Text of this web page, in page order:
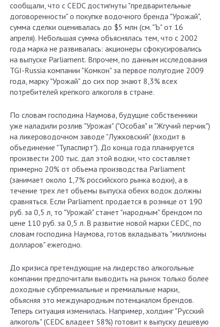
сообщали, что с CEDC достигнуты "предварительные
договоренности" о покупке водочного бренда "Урожай",
сумма сделки оценивалась до $5 млн (см. "Ъ" от 16
апреля). Небольшая сумма объяснялась тем, что с 2002
года марка не развивалась: акционеры сфокусировались
на выпуске Parliament. Впрочем, по данным исследования
TGI-Russia компании "Комкон" за первое полугодие 2009
года, марку "Урожай" до сих пор знают 8,3% всех
потребителей крепкого алкоголя в стране.
По словам господина Наумова, будущие собственники
уже наладили розлив "Урожая" ("Особая" и "Жгучий перчик")
на ликероводочном заводе "Лужковский" (входит в
объединение "Туласпирт"). До конца года планируется
произвести 200 тыс. дал этой водки, что составляет
примерно 20% от объема производства Parliament
(занимает около 1,7% российского рынка водки), а в
течение трех лет объемы выпуска обеих водок должны
сравняться. Если Parliament продается в рознице от 190
руб. за 0,5 л, то "Урожай" станет "народным" брендом по
цене 110 руб. за 0,5 л. В развитие новой марки CEDC, по
словам господина Наумова, готов вкладывать "миллионы
долларов" ежегодно.
До кризиса претендующие на лидерство алкогольные
компании предпочитали выводить на рынок только более
доходные субпремиальные и премиальные марки,
объясняя это международным потенциалом брендов.
Теперь ситуация изменилась. Например, холдинг "Русский
алкоголь" (CEDC владеет 58%) готовит к выпуску дешевую